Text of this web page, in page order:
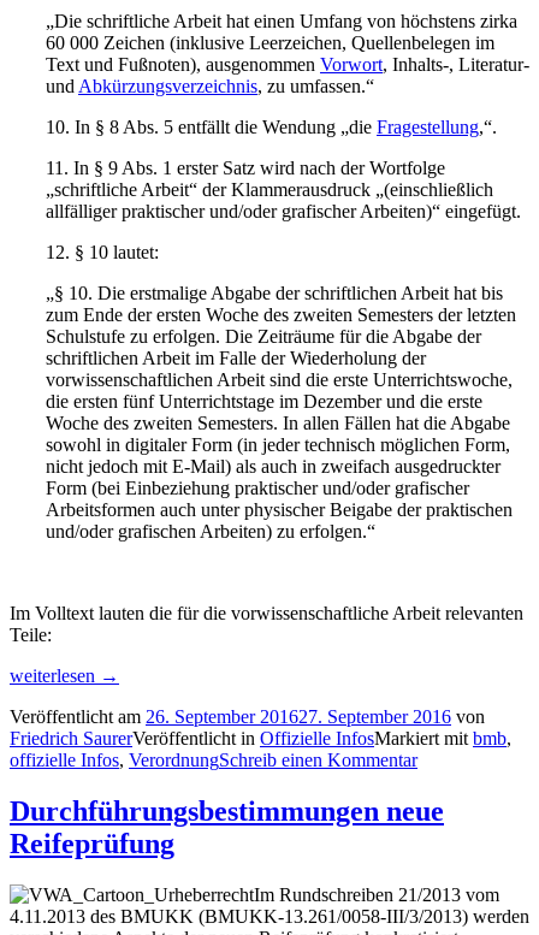
„Die schriftliche Arbeit hat einen Umfang von höchstens zirka
60 000 Zeichen (inklusive Leerzeichen, Quellenbelegen im
Text und Fußnoten), ausgenommen Vorwort, Inhalts-, Literatur-
und Abkürzungsverzeichnis, zu umfassen.“
10. In § 8 Abs. 5 entfällt die Wendung „die Fragestellung,“.
11. In § 9 Abs. 1 erster Satz wird nach der Wortfolge
„schriftliche Arbeit“ der Klammerausdruck „(einschließlich
allfälliger praktischer und/oder grafischer Arbeiten)“ eingefügt.
12. § 10 lautet:
„§ 10. Die erstmalige Abgabe der schriftlichen Arbeit hat bis
zum Ende der ersten Woche des zweiten Semesters der letzten
Schulstufe zu erfolgen. Die Zeiträume für die Abgabe der
schriftlichen Arbeit im Falle der Wiederholung der
vorwissenschaftlichen Arbeit sind die erste Unterrichtswoche,
die ersten fünf Unterrichtstage im Dezember und die erste
Woche des zweiten Semesters. In allen Fällen hat die Abgabe
sowohl in digitaler Form (in jeder technisch möglichen Form,
nicht jedoch mit E-Mail) als auch in zweifach ausgedruckter
Form (bei Einbeziehung praktischer und/oder grafischer
Arbeitsformen auch unter physischer Beigabe der praktischen
und/oder grafischen Arbeiten) zu erfolgen.“
Im Volltext lauten die für die vorwissenschaftliche Arbeit relevanten
Teile:
„Änderung
der
Verordnung
(Mai
weiterlesen →
Veröffentlicht am 26. September 201627. September 2016 von
Friedrich SaurerVeröffentlicht in Offizielle InfosMarkiert mit bmb,
offizielle Infos, VerordnungSchreib einen Kommentar
Durchführungsbestimmungen neue
Reifeprüfung
Im Rundschreiben 21/2013 vom
4.11.2013 des BMUKK (BMUKK-13.261/0058-III/3/2013) werden